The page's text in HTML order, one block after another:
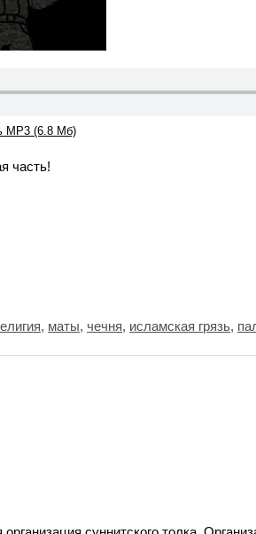
MP3 (6.8 Мб)
часть!
, маты, чечня, исламская грязь,